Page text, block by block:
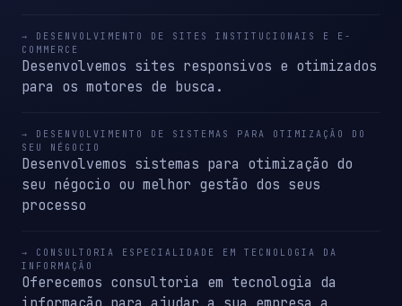
→ DESENVOLVIMENTO DE SITES INSTITUCIONAIS E E-
COMMERCE
Desenvolvemos sites responsivos e otimizados
para os motores de busca.
→ DESENVOLVIMENTO DE SISTEMAS PARA OTIMIZAÇÃO DO
SEU NÉGOCIO
Desenvolvemos sistemas para otimização do
seu négocio ou melhor gestão dos seus
processo
→ CONSULTORIA ESPECIALIDADE EM TECNOLOGIA DA
INFORMAÇÃO
Oferecemos consultoria em tecnologia da